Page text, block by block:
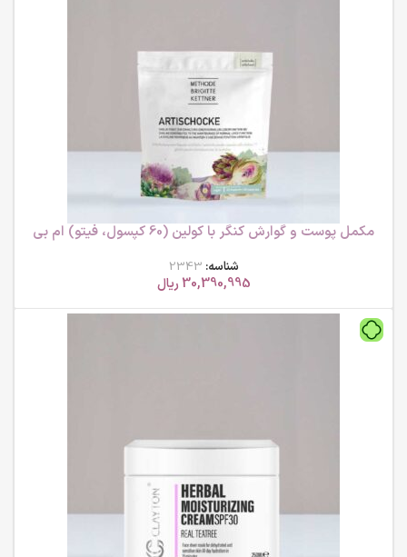
مکمل پوست و گوارش کنگر با کولین (60 کپسول، فیتو) ام بی
شناسه: 2343
30,390,995 ریال